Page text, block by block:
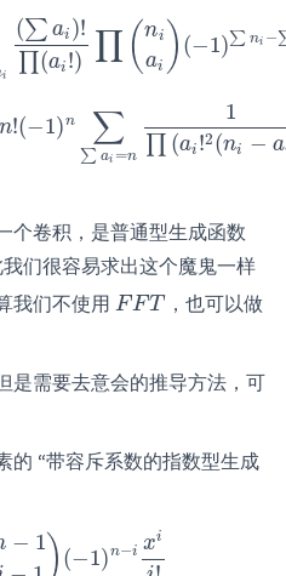
i
(∑ ai )!
∏(ai !) ∏(ni
ai ) (−1)∑ ni −
n!(−1)n ∑
∑ ai =n
1
∏ (ai !2(ni − a
∏( a !)∏( niai)( −1)∑n − a =( − )
个卷积，是普通型生成函数
们很容易求出这个魔鬼一样
我们不使用 FFT
FFT
，也可以做
是需要去意会的推导方法，可
的 “带容斥系数的指数型生成
− 1 ) (−1)n−i xi
− ) (−1)n−ix i!